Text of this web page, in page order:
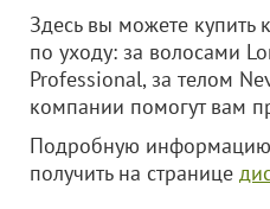
Здесь вы можете купить
по уходу: за волосами
Professional, за телом
компании помогут вам
Подробную
получить на странице